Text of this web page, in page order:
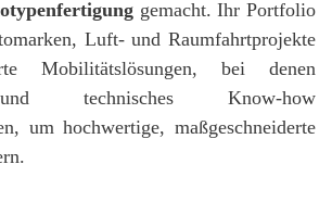
gemacht. Ihr Portfolio
Luft- und Raumfahrtprojekte
Mobilitätslösungen, bei denen
technisches Know-how
um hochwertige, maßgeschneiderte